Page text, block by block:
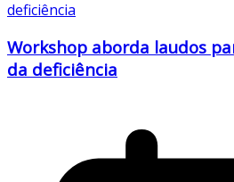
Workshop aborda laudos
da deficiência